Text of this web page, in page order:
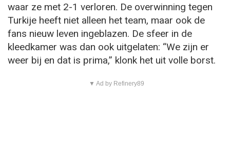
waar ze met 2-1 verloren. De overwinning tegen
Turkije heeft niet alleen het team, maar ook de
fans nieuw leven ingeblazen. De sfeer in de
kleedkamer was dan ook uitgelaten: “We zijn er
weer bij en dat is prima,” klonk het uit volle borst.
▼ Ad by Refinery89